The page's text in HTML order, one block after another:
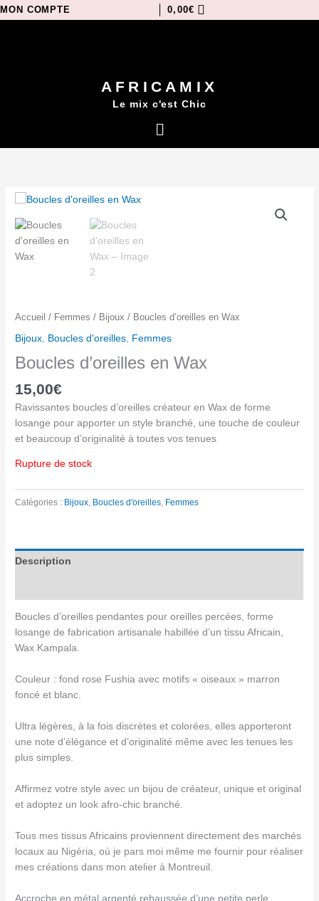
Aller
au
MON COMPTE 0,00€
AFRICAMIX
Le mix c'est Chic
Menu
Accueil / Femmes / Bijoux / Boucles d’oreilles en Wax
Bijoux, Boucles d'oreilles, Femmes
Boucles d’oreilles en Wax
15,00€
Ravissantes boucles d’oreilles créateur en Wax de forme
losange pour apporter un style branché, une touche de couleur
et beaucoup d’originalité à toutes vos tenues
Rupture de stock
Catégories : Bijoux Boucles d'oreilles Femmes
Description
Boucles d’oreilles pendantes pour oreilles percées, forme
losange de fabrication artisanale habillée d’un tissu Africain,
Wax Kampala.
Couleur : fond rose Fushia avec motifs « oiseaux » marron
foncé et blanc.
Ultra légères, à la fois discrètes et colorées, elles apporteront
une note d’élégance et d’originalité même avec les tenues les
plus simples.
Affirmez votre style avec un bijou de créateur, unique et original
et adoptez un look afro-chic branché.
Tous mes tissus Africains proviennent directement des marchés
locaux au Nigéria, où je pars moi même me fournir pour réaliser
mes créations dans mon atelier à Montreuil.
Accroche en métal argenté rehaussée d’une petite perle